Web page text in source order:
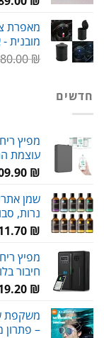
מאפרת
מובנית -
80.00₪
חדשים
מפיץ
עוצמת
₪
נרות,
₪
מפיץ
חיבור
₪
– פתרון